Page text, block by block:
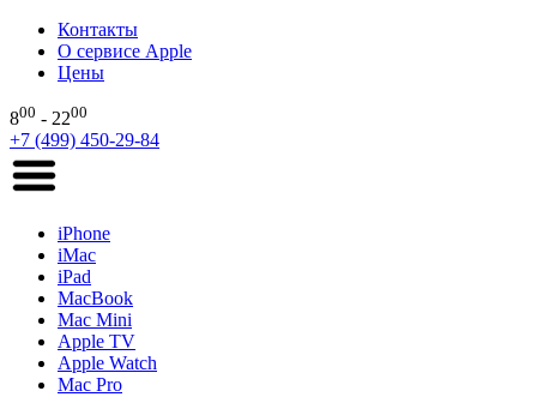
Контакты
О сервисе Apple
Цены
800 - 2200
+7 (499) 450-29-84
iPhone
iMac
iPad
MacBook
Mac Mini
Apple TV
Apple Watch
Mac Pro